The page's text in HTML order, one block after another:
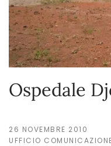
Ospedale
26 NOVEMBRE 2010
UFFICIO